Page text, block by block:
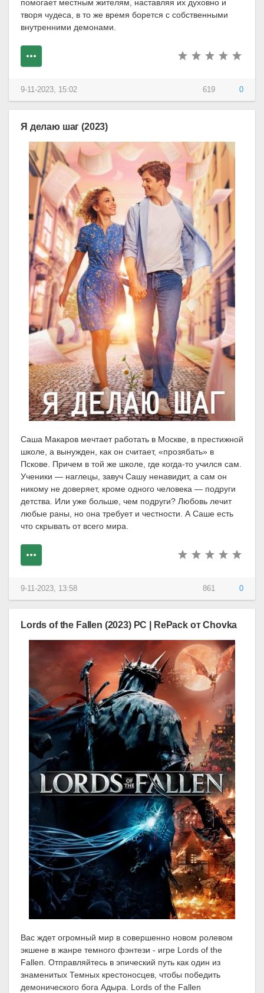
помогает местным жителям, наставляя их духовно и
творя чудеса, в то же время борется с собственными
внутренними демонами.
619 0
9-11-2023, 15:02
Я делаю шаг (2023)
Саша Макаров мечтает работать в Москве, в престижной
школе, а вынужден, как он считает, «прозябать» в
Пскове. Причем в той же школе, где когда-то учился сам.
Ученики — наглецы, завуч Сашу ненавидит, а сам он
никому не доверяет, кроме одного человека — подруги
детства. Или уже больше, чем подруги? Любовь лечит
любые раны, но она требует и честности. А Саше есть
что скрывать от всего мира.
861 0
9-11-2023, 13:58
Lords of the Fallen (2023) PC | RePack от Chovka
Вас ждет огромный мир в совершенно новом ролевом
экшене в жанре темного фэнтези - игре Lords of the
Fallen. Отправляйтесь в эпический путь как один из
знаменитых Темных крестоносцев, чтобы победить
демонического бога Адыра. Lords of the Fallen